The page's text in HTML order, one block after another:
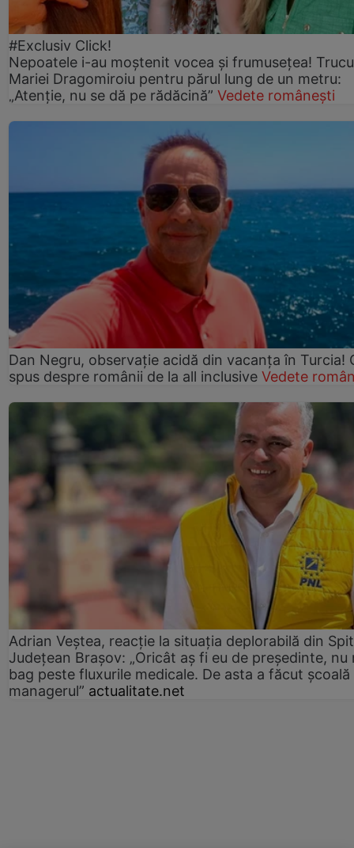
#Exclusiv Click!
Nepoatele i-au moștenit vocea și frumusețea!
Mariei Dragomiroiu pentru părul lung de un metru:
„Atenție, nu se dă pe rădăcină” Vedete românești
Dan Negru, observație acidă din vacanța în Turcia!
spus despre românii de la all inclusive Vedete
Adrian Veștea, reacție la situația deplorabilă din
Județean Brașov: „Oricât aș fi eu de președinte, nu
bag peste fluxurile medicale. De asta a făcut școală
managerul” actualitate.net